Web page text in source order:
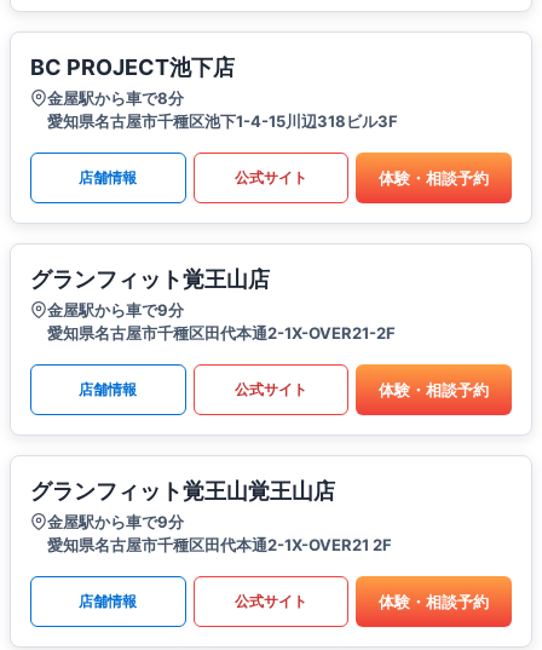
BC PROJECT池下店
金屋駅から車で8分
愛知県名古屋市千種区池下1-4-15川辺318ビル3F
店舗情報 公式サイト 体験・相談予約
グランフィット覚王山店
金屋駅から車で9分
愛知県名古屋市千種区田代本通2-1X-OVER21-2F
店舗情報 公式サイト 体験・相談予約
グランフィット覚王山覚王山店
金屋駅から車で9分
愛知県名古屋市千種区田代本通2-1X-OVER21 2F
店舗情報 公式サイト 体験・相談予約